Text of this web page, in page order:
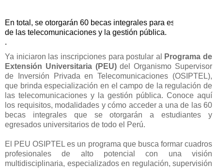
En total, se otorgarán 60 becas integrales para
de las telecomunicaciones y la gestión pública.
.
Ya iniciaron las inscripciones para postular al
Programa de
Extensión Universitaria (PEU)del Organismo Supervisor
de Inversión Privada en Telecomunicaciones (OSIPTEL),
que brinda especialización en el campo de la regulación de
las telecomunicaciones y la gestión pública. Conoce aquí
los requisitos, modalidades y cómo acceder a una de las 60
becas integrales que se otorgarán a estudiantes y
egresados universitarios de todo el Perú.
El PEU OSIPTEL es un programa que busca formar cuadros
profesionales de alto potencial con una visión
multidisciplinaria, especializados en regulación, supervisión